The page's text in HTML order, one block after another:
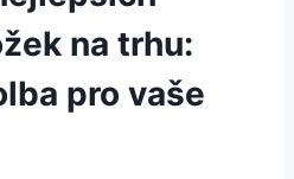
na trhu:
⁢pro‌ vaše​